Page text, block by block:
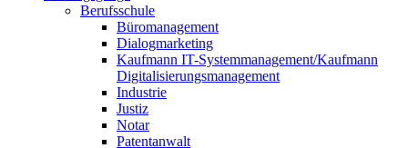
Berufsschule
Büromanagement
Dialogmarketing
Kaufmann IT-Systemmanagement/Kaufmann
Digitalisierungsmanagement
Industrie
Justiz
Notar
Patentanwalt